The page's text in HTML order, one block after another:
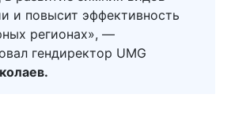
и повысит эффективность
регионах», —
гендиректор UMG